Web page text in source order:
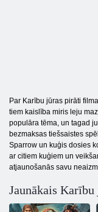
Par Karību jūras pirāti
tiem kaislība miris leju
populāra tēma, un tagad
bezmaksas tiešsaistes
Sparrow un kuģis dosies
ar citiem kuģiem un
atjaunošanās savu
Jaunākais